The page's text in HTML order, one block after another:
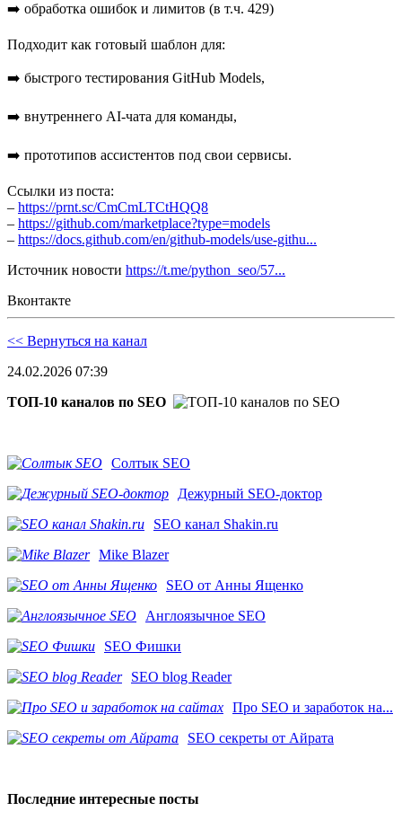
➡️ обработка ошибок и лимитов (в т.ч. 429)
Подходит как готовый шаблон для:
➡️ быстрого тестирования GitHub Models,
➡️ внутреннего AI-чата для команды,
➡️ прототипов ассистентов под свои сервисы.
Ссылки из поста:
– https://prnt.sc/CmCmLTCtHQQ8
– https://github.com/marketplace?type=models
– https://docs.github.com/en/github-models/use-githu...
Источник новости https://t.me/python_seo/57...
Вконтакте
<< Вернуться на канал
24.02.2026 07:39
ТОП-10 каналов по SEO
Солтык SEO
Дежурный SEO-доктор
SEO канал Shakin.ru
Mike Blazer
SEO от Анны Ященко
Англоязычное SEO
SEO Фишки
SEO blog Reader
Про SEO и заработок на...
SEO секреты от Айрата
Последние интересные посты